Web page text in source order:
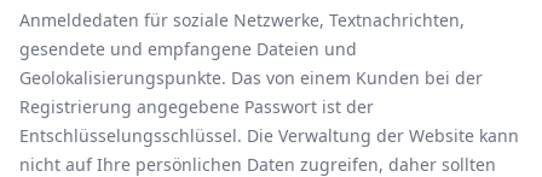
Anmeldedaten für soziale Netzwerke, Textnachrichten,
gesendete und empfangene Dateien und
Geolokalisierungspunkte. Das von einem Kunden bei der
Registrierung angegebene Passwort ist der
Entschlüsselungsschlüssel. Die Verwaltung der Website kann
nicht auf Ihre persönlichen Daten zugreifen, daher sollten